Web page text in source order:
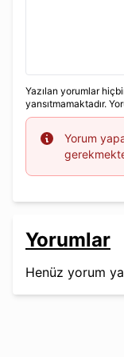
Yazılan yorumlar
yansıtmamaktadır.
Info
Yorum
Yorumlar
Henüz yorum